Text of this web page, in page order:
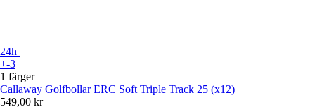
24h
+-3
1 färger
Callaway Golfbollar ERC Soft Triple Track 25 (x12)
549,00 kr